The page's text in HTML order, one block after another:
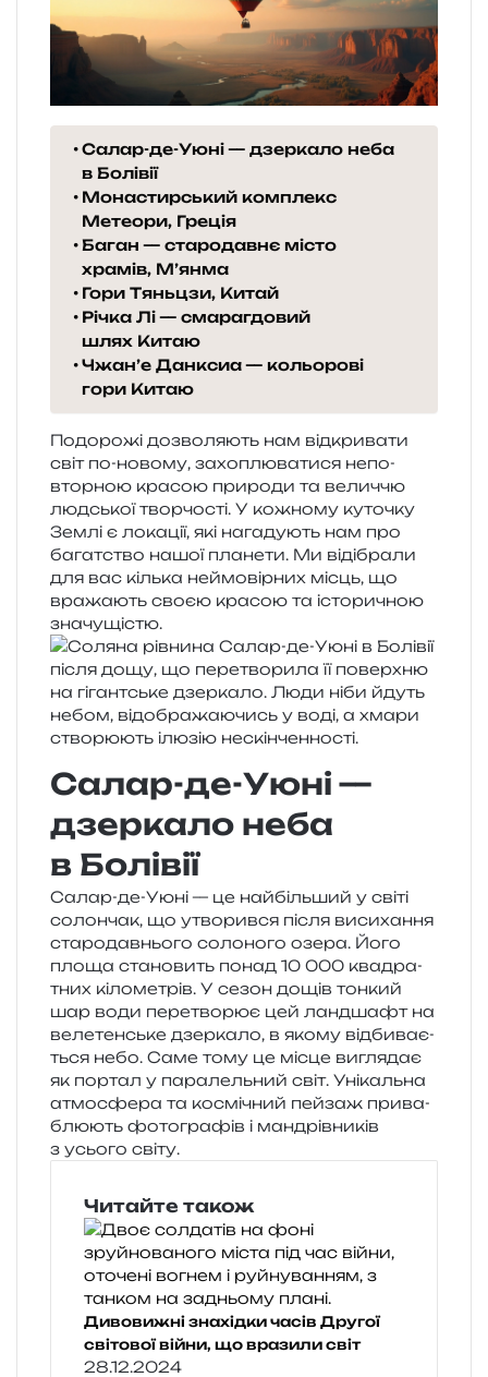
Салар-де-Уюні — дзеркало неба
в Болівії
Монастирський комплекс
Метеори, Греція
Баган — стародавнє місто
храмів, М’янма
Гори Тяньцзи, Китай
Річка Лі — смарагдовий
шлях Китаю
Чжан’е Данксиа — кольорові
гори Китаю
Подорожі дозво­ля­ють нам від­кри­ва­ти
світ по-ново­му, захо­плю­ва­ти­ся непо­
втор­ною кра­сою при­ро­ди та велич­чю
люд­ської твор­чо­сті. У кожно­му куто­чку
Землі є лока­ції, які нага­ду­ють нам про
багат­ство нашої пла­не­ти. Ми віді­бра­ли
для вас кіль­ка неймо­вір­них місць, що
вра­жа­ють своєю кра­сою та істо­ри­чною
значущістю.
Салар-де-Уюні —
дзеркало неба
в Болівії
Салар-де-Уюні — це най­біль­ший у світі
солон­чак, що утво­рив­ся після виси­ха­н­ня
ста­ро­дав­ньо­го соло­но­го озера. Його
площа ста­но­вить понад 10 000 ква­дра­
тних кіло­ме­трів. У сезон дощів тон­кий
шар води пере­тво­рює цей ланд­шафт на
веле­тен­ське дзер­ка­ло, в якому від­би­ва­є­
ться небо. Саме тому це місце вигля­дає
як пор­тал у пара­лель­ний світ. Унікальна
атмо­сфе­ра та космі­чний пей­заж при­ва­
блю­ють фото­гра­фів і ман­дрів­ни­ків
з усьо­го світу.
Читайте також
Дивовижні знахідки часів Другої
світової війни, що вразили світ
28.12.2024